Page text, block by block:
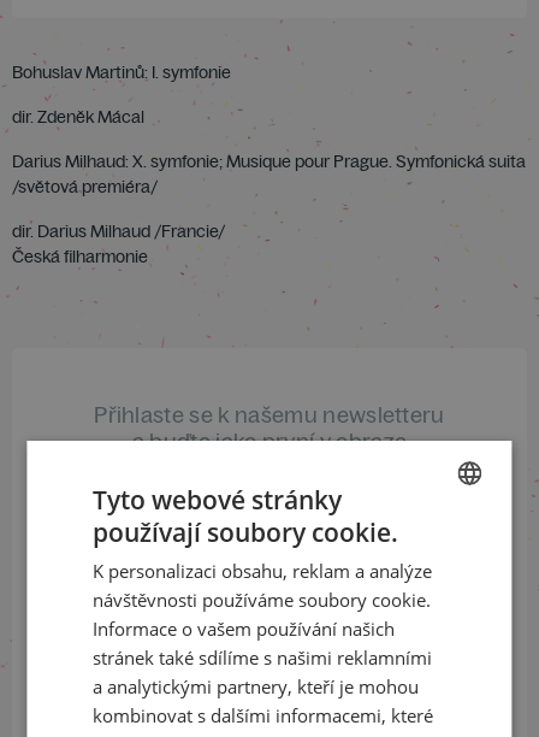
Bohuslav Martinů: I. symfonie
dir. Zdeněk Mácal
Darius Milhaud: X. symfonie; Musique pour Prague. Symfonická suita
/světová premiéra/
dir. Darius Milhaud /Francie/
Česká filharmonie
Přihlaste se k našemu newsletteru
a buďte jako první v obraze
ODEBÍRAT NEWSLETTER
Sledujte nás na sociálních sítích
LinkedInflickr
ENGLISH
Tyto webové stránky
používají soubory cookie.
K personalizaci obsahu, reklam a analýze
návštěvnosti používáme soubory cookie.
Informace o vašem používání našich
stránek také sdílíme s našimi reklamními
a analytickými partnery, kteří je mohou
kombinovat s dalšími informacemi, které